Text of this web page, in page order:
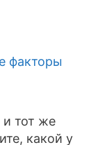
и тот же
какой у